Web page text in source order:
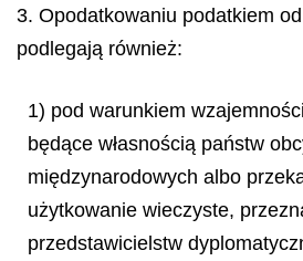
3. Opodatkowaniu podatkiem
podlegają również:
1) pod warunkiem
będące własnością państw
międzynarodowych albo
użytkowanie wieczyste,
przedstawicielstw